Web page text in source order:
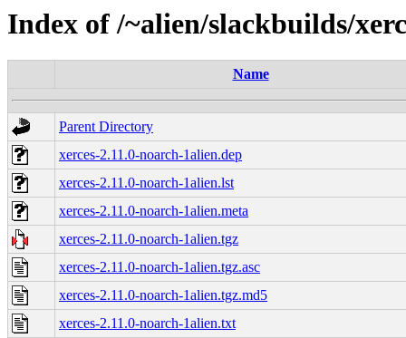
Index of /~alien/slackbuilds/
Name
Parent Directory
xerces-2.11.0-noarch-1alien.dep
xerces-2.11.0-noarch-1alien.lst
xerces-2.11.0-noarch-1alien.meta
xerces-2.11.0-noarch-1alien.tgz
xerces-2.11.0-noarch-1alien.tgz.asc
xerces-2.11.0-noarch-1alien.tgz.md5
xerces-2.11.0-noarch-1alien.txt